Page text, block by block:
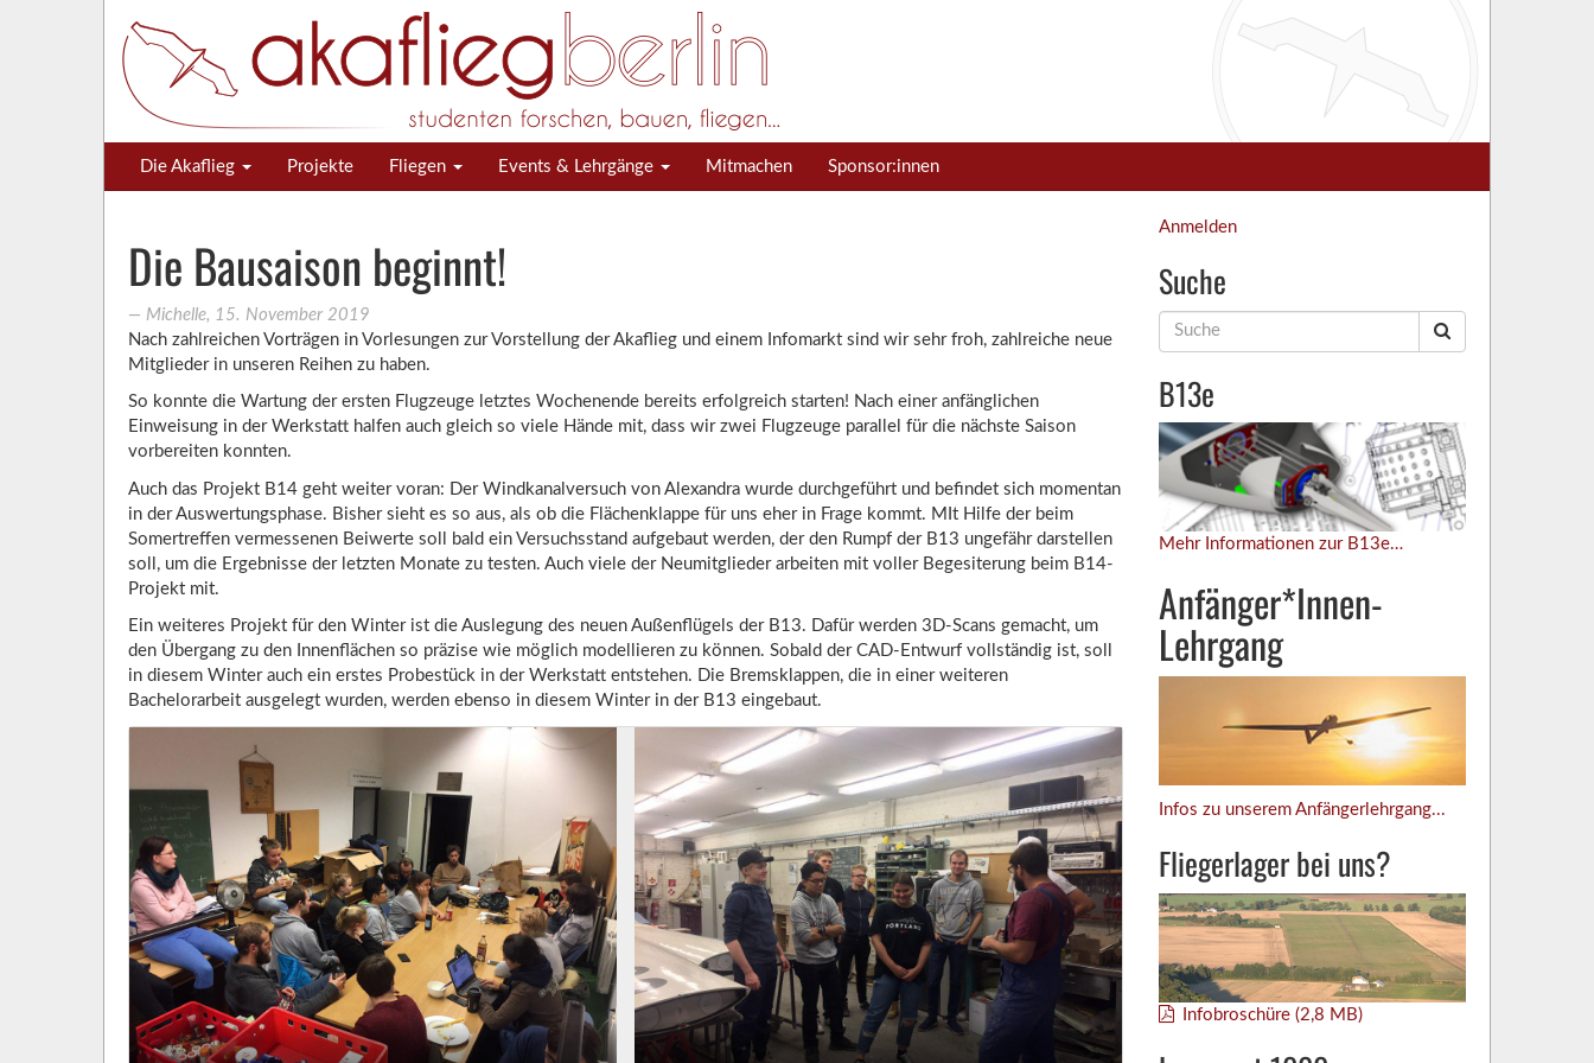
Die Akaflieg Projekte Fliegen Events & Lehrgänge Mitmachen Sponsor:innen
Die Bausaison beginnt!
― Michelle, 15. November 2019
Nach zahlreichen Vorträgen in Vorlesungen zur Vorstellung der Akaflieg und einem Infomarkt sind wir sehr froh, zahlreiche neue
Mitglieder in unseren Reihen zu haben.
So konnte die Wartung der ersten Flugzeuge letztes Wochenende bereits erfolgreich starten! Nach einer anfänglichen
Einweisung in der Werkstatt halfen auch gleich so viele Hände mit, dass wir zwei Flugzeuge parallel für die nächste Saison
vorbereiten konnten.
Auch das Projekt B14 geht weiter voran: Der Windkanalversuch von Alexandra wurde durchgeführt und befindet sich momentan
in der Auswertungsphase. Bisher sieht es so aus, als ob die Flächenklappe für uns eher in Frage kommt. MIt Hilfe der beim
Somertreffen vermessenen Beiwerte soll bald ein Versuchsstand aufgebaut werden, der den Rumpf der B13 ungefähr darstellen
soll, um die Ergebnisse der letzten Monate zu testen. Auch viele der Neumitglieder arbeiten mit voller Begesiterung beim B14-
Projekt mit.
Ein weiteres Projekt für den Winter ist die Auslegung des neuen Außenflügels der B13. Dafür werden 3D-Scans gemacht, um
den Übergang zu den Innenflächen so präzise wie möglich modellieren zu können. Sobald der CAD-Entwurf vollständig ist, soll
in diesem Winter auch ein erstes Probestück in der Werkstatt entstehen. Die Bremsklappen, die in einer weiteren
Bachelorarbeit ausgelegt wurden, werden ebenso in diesem Winter in der B13 eingebaut.
Anmelden
Suche
Suche
nach:
B13e
Mehr Informationen zur B13e…
Anfänger*Innen-
Lehrgang
Infos zu unserem Anfängerlehrgang...
Fliegerlager bei uns?
Infobroschüre (2,8 MB)